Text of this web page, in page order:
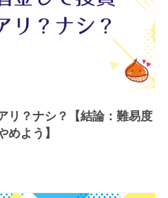
リ？ナシ？【結論：難易度
よう】